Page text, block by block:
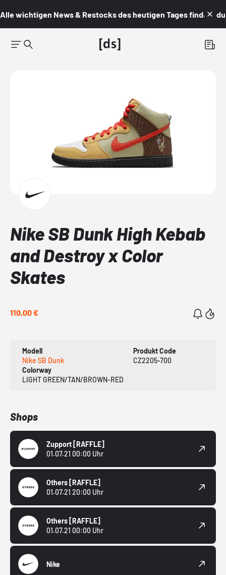
Alle wichtigen News & Restocks des heutigen Tages findest du
Nike SB Dunk High Kebab
and Destroy x Color
Skates
110,00 €
Modell
Nike SB Dunk
Produkt Code
CZ2205-700
Colorway
LIGHT GREEN/TAN/BROWN-RED
Shops
Zupport [RAFFLE]
01.07.21 00:00 Uhr
Others [RAFFLE]
01.07.21 20:00 Uhr
Others [RAFFLE]
01.07.21 00:00 Uhr
Nike